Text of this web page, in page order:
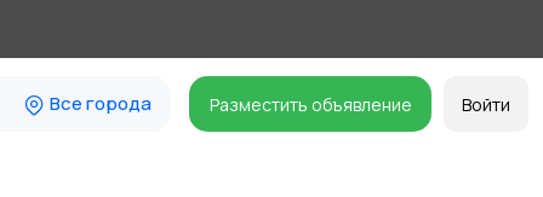
Все города Разместить объявление Войти